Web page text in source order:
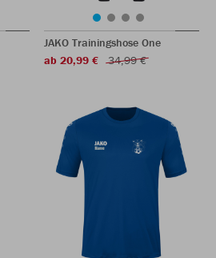
JAKO Trainingshose One
ab 20,99 €
34,99 €